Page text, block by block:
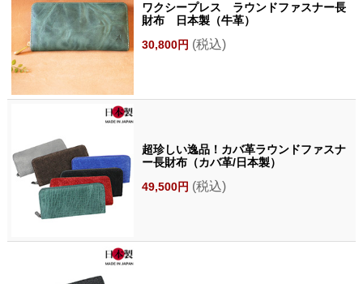
ワクシープレス ラウンドファスナー長
財布 日本製（牛革）
30,800円 (税込)
超珍しい逸品！カバ革ラウンドファスナ
ー長財布（カバ革/日本製）
49,500円 (税込)